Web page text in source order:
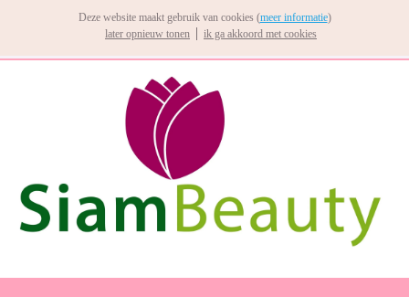
Deze website maakt gebruik van cookies (meer informatie)
later opnieuw tonen
ik ga akkoord met cookies